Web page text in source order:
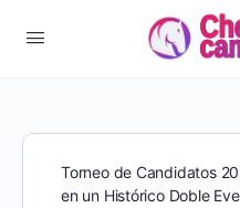
Torneo de Candidatos
en un Histórico Doble